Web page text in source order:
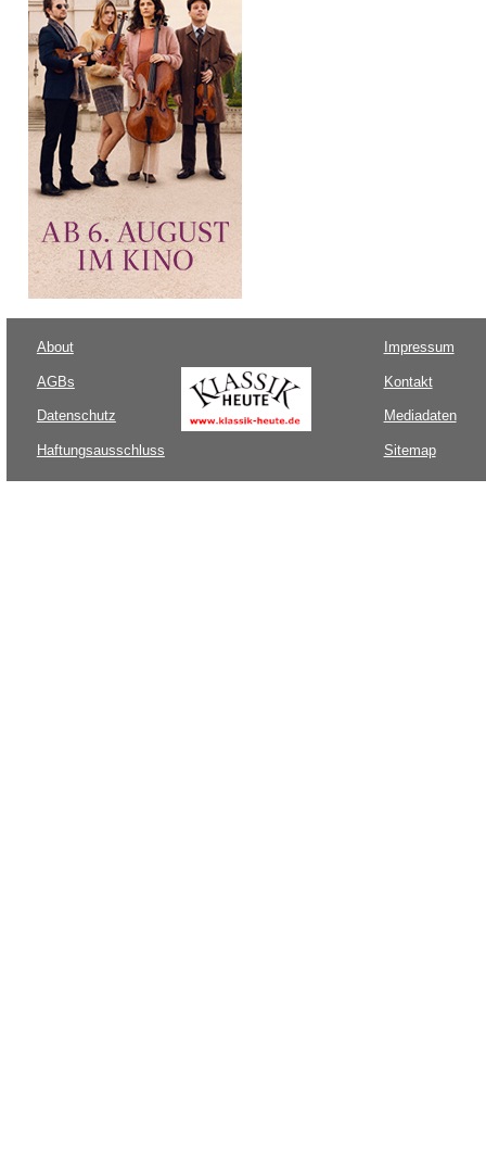
About
AGBs
Datenschutz
Haftungsausschluss
Impressum
Kontakt
Mediadaten
Sitemap